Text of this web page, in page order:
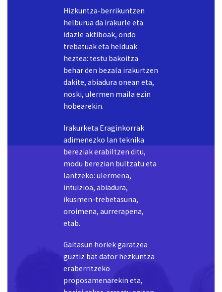
dakite, abiadura onean eta,
noski, ulermen maila ezin
hobearekin.
Irakurketa Eraginkorrak
adimenezko lan teknika
bereziak erabiltzen ditu,
modu berezian bultzatu eta
lantzeko: ulermena,
ikusmen-trebetasuna,
oroimena, aurrerapena,
etab.
Gaitasun horiek garatzea
guztiz bat dator hezkuntza
eraberritzeko
proposamenarekin eta,
horiei esker, erraztu egiten
baizik eta ikasketaren
prozesu globala. Horrela,
Irakurketa Eraginkorra
baliagarria da, baita ere,